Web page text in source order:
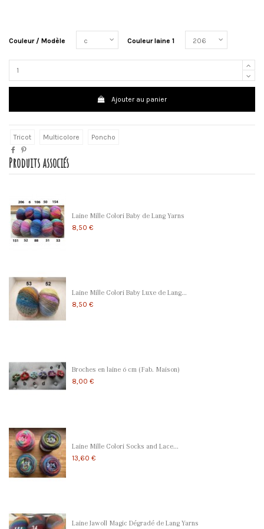
Couleur / Modèle Couleur laine 1
Ajouter au panier
Tricot Multicolore Poncho
Produits associés
Laine Mille Colori Baby de Lang Yarns
8,50 €
Laine Mille Colori Baby Luxe de Lang...
8,50 €
Broches en laine 6 cm (Fab. Maison)
8,00 €
Laine Mille Colori Socks and Lace...
13,60 €
Laine Jawoll Magic Dégradé de Lang Yarns